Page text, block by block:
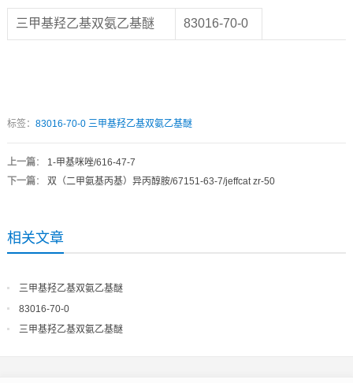
三甲基羟乙基双氨乙基醚 83016-70-0
标签： 83016-70-0 三甲基羟乙基双氨乙基醚
上一篇： 1-甲基咪唑/616-47-7
下一篇： 双（二甲氨基丙基）异丙醇胺/67151-63-7/jeffcat zr-50
相关文章
三甲基羟乙基双氨乙基醚
83016-70-0
三甲基羟乙基双氨乙基醚